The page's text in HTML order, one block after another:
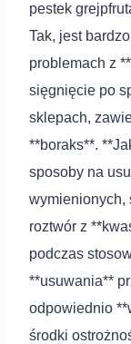
pestek
Tak, jest
problemach z
sięgnięcie po
sklepach,
**boraks**.
sposoby na
wymienionych,
roztwór z
podczas
**usuwania**
odpowiednio
środki